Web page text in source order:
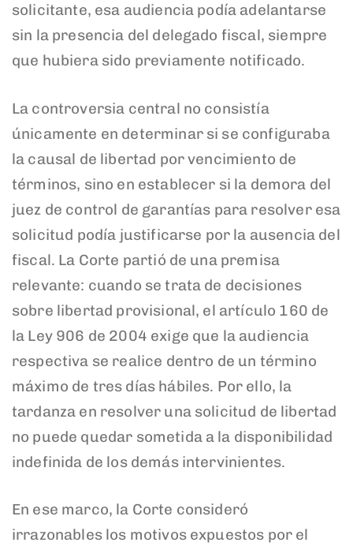
solicitante, esa audiencia podía adelantarse
sin la presencia del delegado fiscal, siempre
que hubiera sido previamente notificado.
La controversia central no consistía
únicamente en determinar si se configuraba
la causal de libertad por vencimiento de
términos, sino en establecer si la demora del
juez de control de garantías para resolver esa
solicitud podía justificarse por la ausencia del
fiscal. La Corte partió de una premisa
relevante: cuando se trata de decisiones
sobre libertad provisional, el artículo 160 de
la Ley 906 de 2004 exige que la audiencia
respectiva se realice dentro de un término
máximo de tres días hábiles. Por ello, la
tardanza en resolver una solicitud de libertad
no puede quedar sometida a la disponibilidad
indefinida de los demás intervinientes.
En ese marco, la Corte consideró
irrazonables los motivos expuestos por el